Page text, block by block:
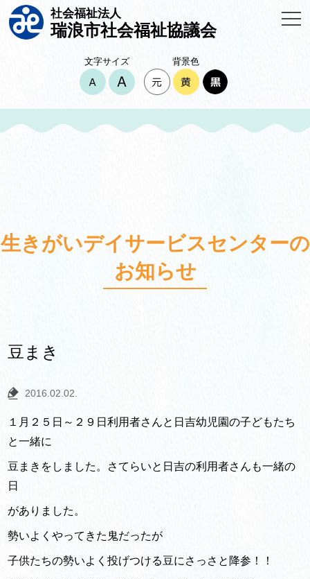
社会福祉法人
瑞浪市社会福祉協議会
文字サイズ 背景色
生きがいデイサービスセンターの
お知らせ
豆まき
2016.02.02.
１月２５日～２９日利用者さんと日吉幼児園の子どもたち
と一緒に
豆まきをしました。さてらいと日吉の利用者さんも一緒の
日
がありました。
勢いよくやってきた鬼だったが
子供たちの勢いよく投げつける豆にさっさと降参！！